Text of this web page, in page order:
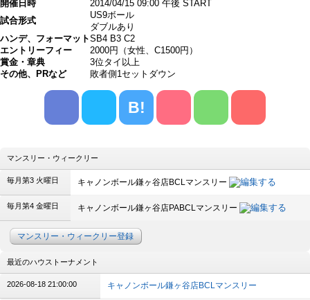
開催日時
2014/04/15 09:00 午後 START
試合形式
US9ボール
ダブルあり
ハンデ、フォーマットSB4 B3 C2
エントリーフィー
2000円（女性、C1500円）
賞金・章典
3位タイ以上
その他、PRなど
敗者側1セットダウン
B!
マンスリー・ウィークリー
毎月第3 火曜日 キャノンボール鎌ヶ谷店BCLマンスリー
毎月第4 金曜日 キャノンボール鎌ヶ谷店PABCLマンスリー
マンスリー・ウィークリー登録
最近のハウストーナメント
2026-08-18 21:00:00 キャノンボール鎌ヶ谷店BCLマンスリー